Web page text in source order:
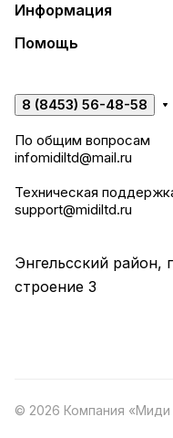
Информация
Помощь
8 (8453) 56-48-58
По общим вопросам
infomidiltd@mail.ru
Техническая
support@midiltd.ru
Энгельсский район,
строение 3
© 2026 Компания